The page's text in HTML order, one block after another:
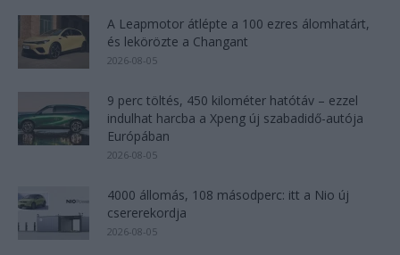
A Leapmotor átlépte a 100 ezres álomhatárt,
és lekörözte a Changant
2026-08-05
9 perc töltés, 450 kilométer hatótáv – ezzel
indulhat harcba a Xpeng új szabadidő-autója
Európában
2026-08-05
4000 állomás, 108 másodperc: itt a Nio új
csererekordja
2026-08-05